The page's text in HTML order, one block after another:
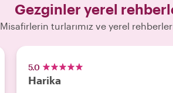
Gezginler yerel
Misafirlerin turlarımız ve yerel
5.0
Harika